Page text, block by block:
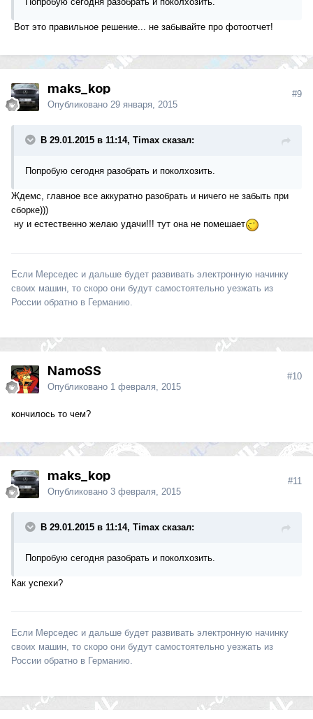
Вот это правильное решение... не забывайте про фотоотчет!
maks_kop
Опубликовано 29 января, 2015
#9
В 29.01.2015 в 11:14, Timax сказал:
Попробую сегодня разобрать и поколхозить.
Ждемс, главное все аккуратно разобрать и ничего не забыть при
сборке)))
ну и естественно желаю удачи!!! тут она не помешает
Если Мерседес и дальше будет развивать электронную начинку
своих машин, то скоро они будут самостоятельно уезжать из
России обратно в Германию.
NamoSS
Опубликовано 1 февраля, 2015
#10
кончилось то чем?
maks_kop
Опубликовано 3 февраля, 2015
#11
В 29.01.2015 в 11:14, Timax сказал:
Попробую сегодня разобрать и поколхозить.
Как успехи?
Если Мерседес и дальше будет развивать электронную начинку
своих машин, то скоро они будут самостоятельно уезжать из
России обратно в Германию.